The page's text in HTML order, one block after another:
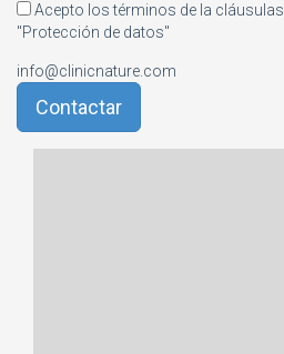
Acepto los términos de la cláusulas
"Protección de datos"
info@clinicnature.com
Contactar